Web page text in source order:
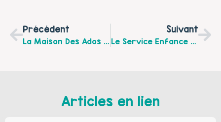
Précédent
La Maison Des Ados De Saint-Omer Organise Une Matinale À Destination Des Professionnels Sur Les Violences Intra Familiales Le Jeudi 6 Juin À 9h
Suivant
Le Service Enfance Jeunesse De La Ville De Berck Vous Invite À « Jouons En Famille » Le Samedi 15 Juin 2024 De 14h30 À 17h Au Kursaal
Articles en lien